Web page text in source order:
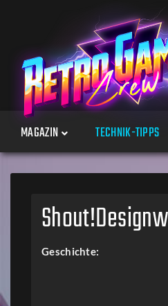
MAGAZIN TECHNIK-TIPPS
Geschichte: